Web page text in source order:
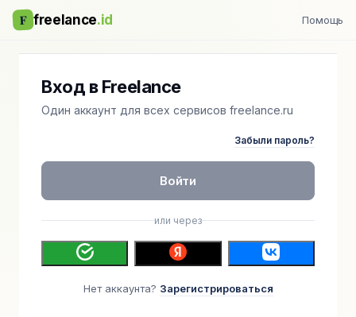
F freelance.id Помощь
Вход в Freelance
Один аккаунт для всех сервисов freelance.ru
Забыли пароль?
Войти
или через
Нет аккаунта? Зарегистрироваться